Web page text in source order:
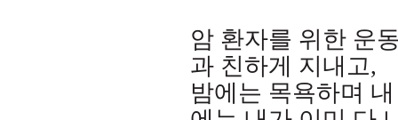
암 환자를 위한 운
과 친하게 지내고,
밤에는 목욕하며